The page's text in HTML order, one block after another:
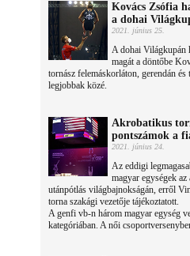
Kovács Zsófia
a dohai
2021. június 25.
A dohai Világkupán
magát a döntőbe
tornász felemáskorláton, gerendán és
legjobbak közé.
Akrobatikus
pontszámok a
2021. június 24.
Az eddigi
magyar egységek
utánpótlás világbajnokságán, erről
torna szakági vezetője tájékoztatott.
A genfi vb-n három magyar egység
kategóriában. A női